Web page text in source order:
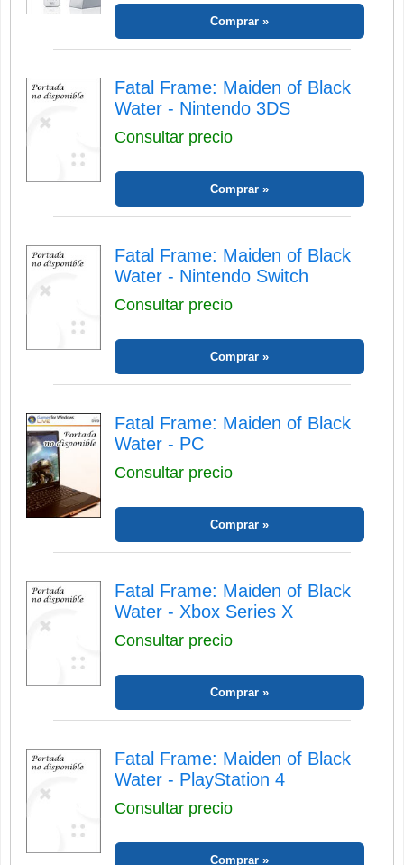
Comprar
Fatal Frame: Maiden of Black
Water - Nintendo 3DS
Consultar precio
Comprar
Fatal Frame: Maiden of Black
Water - Nintendo Switch
Consultar precio
Comprar
Fatal Frame: Maiden of Black
Water - PC
Consultar precio
Comprar
Fatal Frame: Maiden of Black
Water - Xbox Series X
Consultar precio
Comprar
Fatal Frame: Maiden of Black
Water - PlayStation 4
Consultar precio
Comprar